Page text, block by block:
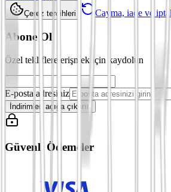
Çerez tercihleri Cayma, iade ve iptal
Abone Ol
Özel tekliflere erişmek için kaydolun
E-posta adresiniz
İndirimleri açığa çıkarın
Güvenli Ödemeler